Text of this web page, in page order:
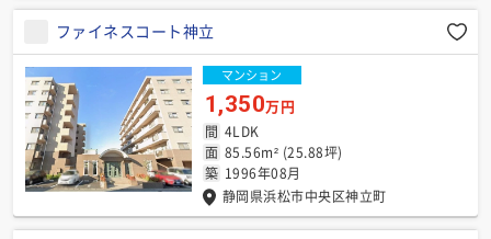
マンション
ファイネスコート神立
間 4LDK
面 85.56m² (25.88坪)
築 1996年08月
静岡県浜松市中央区神立町
1,350万円